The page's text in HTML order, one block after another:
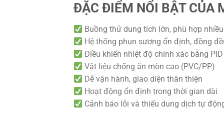
ĐẶC ĐIỂM NỔI BẬT CỦA
Buồng thử dung tích lớn, phù hợp
Hệ thống phun sương ổn định, đồng
Điều khiển nhiệt độ chính xác bằng PID
Vật liệu chống ăn mòn cao (PVC/PP)
Dễ vận hành, giao diện thân thiện
Hoạt động ổn định trong thời gian dài
Cảnh báo lỗi và thiếu dung dịch tự